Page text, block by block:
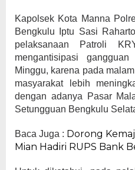
Kapolsek Kota Manna
Bengkulu Iptu Sasi
pelaksanaan Patroli
mengantisipasi
Minggu, karena pada
masyarakat lebih
dengan adanya Pasar
Setungguan Bengkulu
Baca Juga : Dorong
Mian Hadiri RUPS Bank